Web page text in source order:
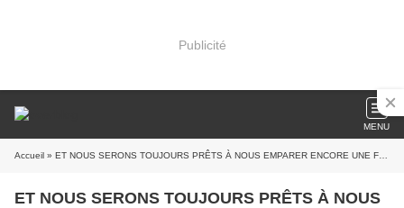
Publicité
MENU
Accueil » ET NOUS SERONS TOUJOURS PRÊTS À NOUS EMPARER ENCORE UNE FOIS DU CIEL Contre l’amnistie
ET NOUS SERONS TOUJOURS PRÊTS À NOUS